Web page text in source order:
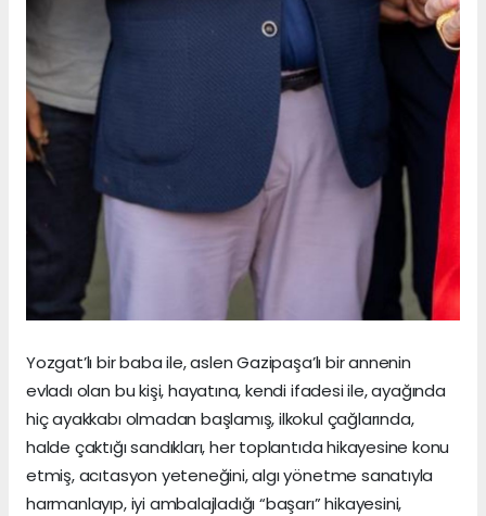
Yozgat’lı bir baba ile, aslen Gazipaşa’lı bir annenin
evladı olan bu kişi, hayatına, kendi ifadesi ile, ayağında
hiç ayakkabı olmadan başlamış, ilkokul çağlarında,
halde çaktığı sandıkları, her toplantıda hikayesine konu
etmiş, acıtasyon yeteneğini, algı yönetme sanatıyla
harmanlayıp, iyi ambalajladığı “başarı” hikayesini,